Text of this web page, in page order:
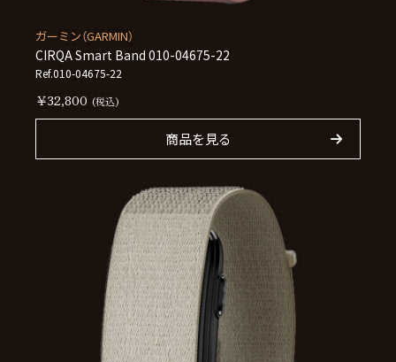
ガーミン（GARMIN）
CIRQA Smart Band 010-04675-22
Ref.010-04675-22
￥32,800 (税込)
商品を見る